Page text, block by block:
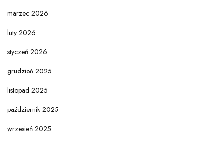
marzec 2026
luty 2026
styczeń 2026
grudzień 2025
listopad 2025
październik 2025
wrzesień 2025